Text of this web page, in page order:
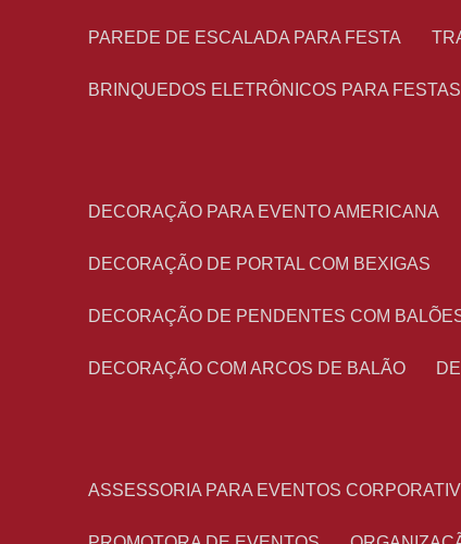
PAREDE DE ESCALADA PARA FESTA
BRINQUEDOS ELETRÔNICOS PARA FESTAS
DECORAÇÃO PARA EVENTO AMERICANA
DECORAÇÃO DE PORTAL COM BEXIGAS
DECORAÇÃO DE PENDENTES COM
DECORAÇÃO COM ARCOS DE BALÃO
ASSESSORIA PARA EVENTOS